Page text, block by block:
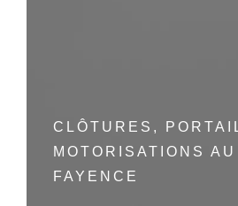
CLÔTURES,
MOTORISATIONS
FAYENCE